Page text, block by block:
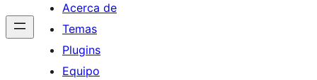
Acerca de
Temas
Plugins
Equipo